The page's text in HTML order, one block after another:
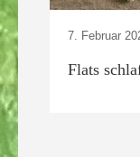
7. Februar
Flats